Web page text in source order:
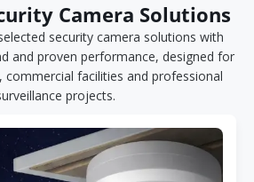
Camera Solutions
security camera solutions with
and proven performance, designed for
commercial facilities and professional
projects.